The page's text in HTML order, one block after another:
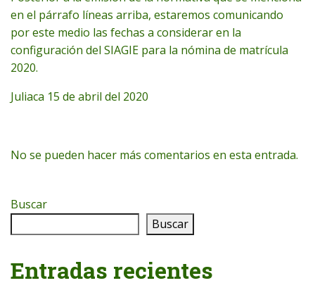
en el párrafo líneas arriba, estaremos comunicando
por este medio las fechas a considerar en la
configuración del SIAGIE para la nómina de matrícula
2020.
Juliaca 15 de abril del 2020
No se pueden hacer más comentarios en esta entrada.
Buscar
Buscar
Entradas recientes